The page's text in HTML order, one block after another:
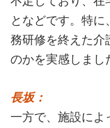
となどです。特
務研修を終えた介
のかを実感しまし
長坂：
一方で、施設によ